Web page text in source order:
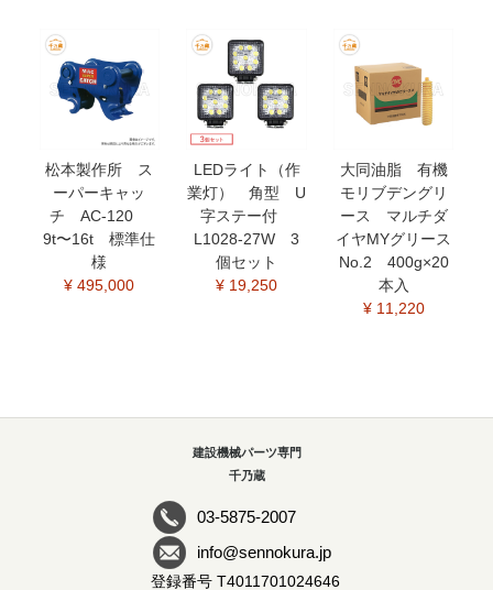
松本製作所 ス
ーパーキャッ
チ AC-120
9t〜16t 標準仕
様
¥ 495,000
LEDライト（作
業灯） 角型 U
字ステー付
L1028-27W 3
個セット
¥ 19,250
大同油脂 有機
モリブデングリ
ース マルチダ
イヤMYグリース
No.2 400g×20
本入
¥ 11,220
建設機械パーツ専門
千乃蔵
03-5875-2007
info@sennokura.jp
登録番号 T4011701024646